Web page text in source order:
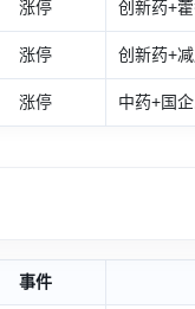
涨停 创新药+
涨停 创新药+
涨停 中药+国
事件